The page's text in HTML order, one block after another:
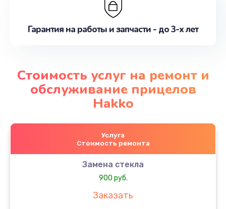
Гарантия на работы и запчасти - до 3-х лет
Стоимость услуг на ремонт и
обслуживание прицелов
Hakko
Услуга
Стоимость ремонта
Замена стекла
900 руб.
Заказать